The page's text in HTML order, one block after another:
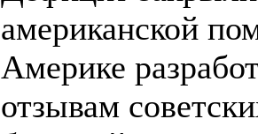
американской
Америке
отзывам